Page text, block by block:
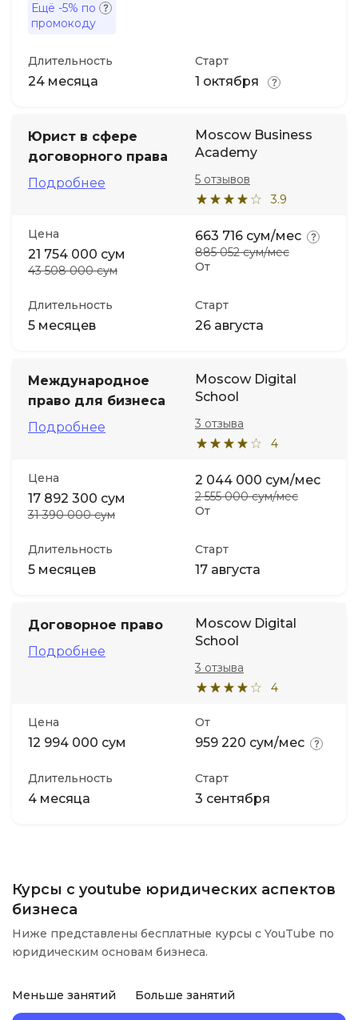
Ещё -5% по
промокоду
Длительность
24 месяца
Старт
1 октября
Юрист в сфере
договорного права
Подробнее
Moscow Business
Academy
3.9
5 отзывов
Цена
21 754 000 сум
43 508 000 сум От
663 716 сум/мес
885 052 сум/мес
Длительность
5 месяцев
Старт
26 августа
Международное
право для бизнеса
Подробнее
Moscow Digital
School
4
3 отзыва
Цена
17 892 300 сум
31 390 000 сум От
2 044 000 сум/мес
2 555 000 сум/мес
Длительность
5 месяцев
Старт
17 августа
Договорное право
Подробнее
Moscow Digital
School
4
3 отзыва
Цена
12 994 000 сум
От
959 220 сум/мес
Длительность
4 месяца
Старт
3 сентября
Курсы с youtube юридических аспектов
бизнеса
Ниже представлены бесплатные курсы с YouTube по
юридическим основам бизнеса.
Меньше занятий Больше занятий